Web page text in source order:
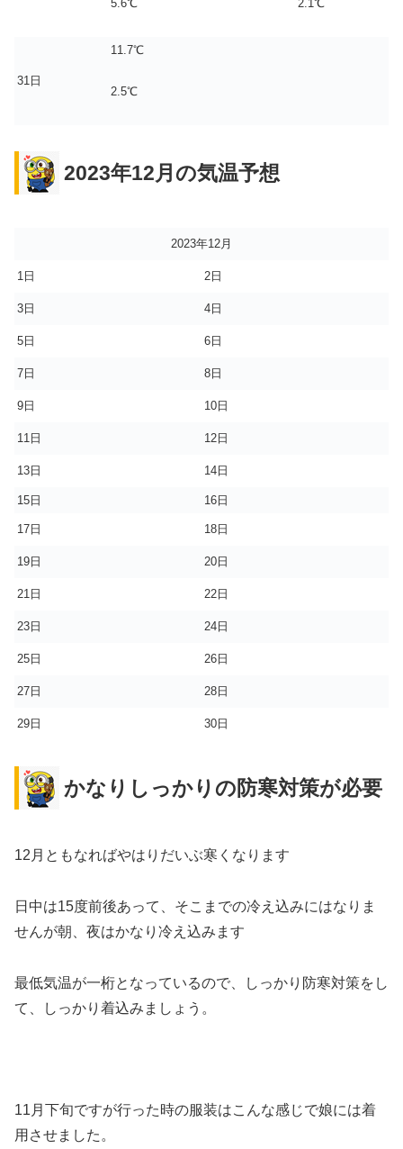
5.6℃ 2.1℃
31日
11.7℃
2.5℃
2023年12月の気温予想
2023年12月
1日 2日
3日 4日
5日 6日
7日 8日
9日 10日
11日 12日
13日 14日
15日 16日
17日 18日
19日 20日
21日 22日
23日 24日
25日 26日
27日 28日
29日 30日
かなりしっかりの防寒対策が必要
12月ともなればやはりだいぶ寒くなります
日中は15度前後あって、そこまでの冷え込みにはなりま
せんが朝、夜はかなり冷え込みます
最低気温が一桁となっているので、しっかり防寒対策をし
て、しっかり着込みましょう。
11月下旬ですが行った時の服装はこんな感じで娘には着
用させました。